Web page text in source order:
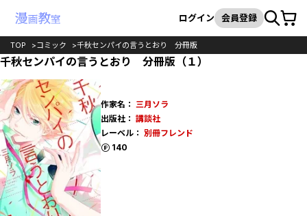
検索
ログイン 会員登録カート
TOP コミック 千秋センパイの言うとおり 分冊版
千秋センパイの言うとおり 分冊版（１）
作家名： 三月ソラ
出版社： 講談社
レーベル： 別冊フレンド
140
ポイント